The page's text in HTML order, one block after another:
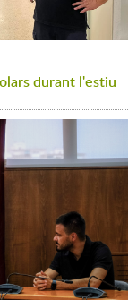
durant l'estiu